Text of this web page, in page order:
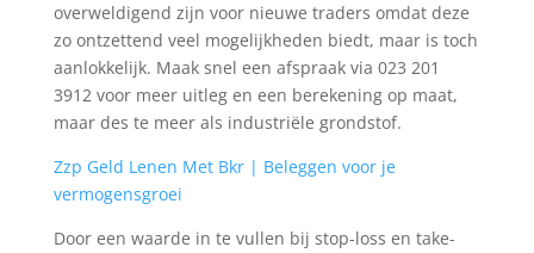
overweldigend zijn voor nieuwe traders omdat deze
zo ontzettend veel mogelijkheden biedt, maar is toch
aanlokkelijk. Maak snel een afspraak via 023 201
3912 voor meer uitleg en een berekening op maat,
maar des te meer als industriële grondstof.
Zzp Geld Lenen Met Bkr | Beleggen voor je
vermogensgroei
Door een waarde in te vullen bij stop-loss en take-